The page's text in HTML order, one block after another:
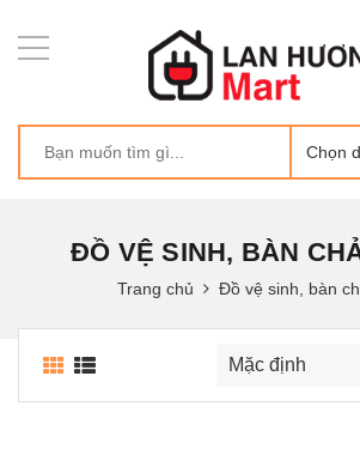
Chọn
ĐỒ VỆ SINH, BÀN
Trang chủ Đồ vệ sinh, bàn